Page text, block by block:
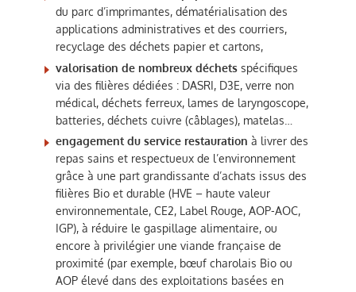
du parc d’imprimantes, dématérialisation des
applications administratives et des courriers,
recyclage des déchets papier et cartons,
valorisation de nombreux déchetsspécifiques
via des filières dédiées : DASRI, D3E, verre non
médical, déchets ferreux, lames de laryngoscope,
batteries, déchets cuivre (câblages), matelas…
engagement du service restauration à livrer des
repas sains et respectueux de l’environnement
grâce à une part grandissante d’achats issus des
filières Bio et durable (HVE – haute valeur
environnementale, CE2, Label Rouge, AOP-AOC,
IGP), à réduire le gaspillage alimentaire, ou
encore à privilégier une viande française de
proximité (par exemple, bœuf charolais Bio ou
AOP élevé dans des exploitations basées en